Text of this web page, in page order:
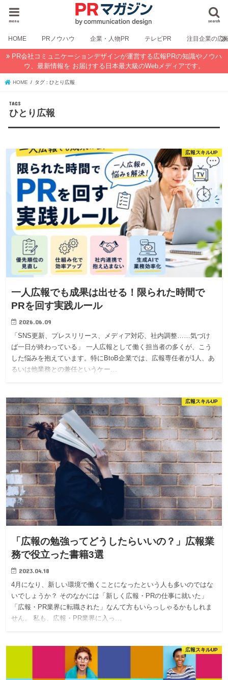
search
menu
HOME PRノウハウ 企業・人物PR テレビPR 注目企業の広
PR会社コミュニケーションデザインが運営する広報PRの知識やノウハ
ウ、最新情報を お届けする日本最大級のWebメディアです。
HOME タグ : ひとり広報
ひとり広報
広報スキルUP
一人広報でも成果は出せる！限られた時間で
PRを回す実践ルール
2026.06.09
「SNS更新、プレスリリース、メディア対応、社内調整……気づけ
ば一日が終わっている」 一人広報として働く担当者の多くが、こう
した悩みを抱えています。特にBtoB企業では、広報専任者が1人、あ
るいは他業務との兼任というケー…
広報スキルUP
「広報の勉強ってどうしたらいいの？」広報業
務で役立った書籍3選
2023.04.18
4月になり、新しい環境で働くことになったという人も多いのではな
いでしょうか？ そのなかには「新しく広報・PRの仕事に就いた」
「広報・PR業界に転職された」なんて方もいらっしゃるかもしれま
せん。 私も、広報・PR業界に入っ…
広報スキルUP